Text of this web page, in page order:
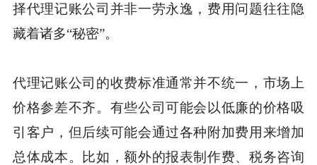
择代理记账公司并非一劳永逸，费用问题往往隐
藏着诸多“秘密”。
代理记账公司的收费标准通常并不统一，市场上
价格参差不齐。有些公司可能会以低廉的价格吸
引客户，但后续可能会通过各种附加费用来增加
总体成本。比如，额外的报表制作费、税务咨询